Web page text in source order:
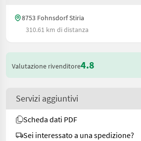
8753 Fohnsdorf Stiria
310.61 km di distanza
Valutazione rivenditore4.8
Servizi aggiuntivi
Scheda dati PDF
Sei interessato a una spedizione?